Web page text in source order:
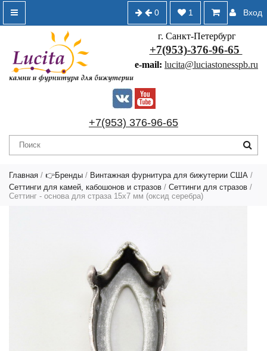
Вход
1
0
г. Санкт-Петербург
+7(953)-376-96-65
e-mail: lucita@luciastonesspb.ru
+7(953) 376-96-65
Главная / 👉Бренды / Винтажная фурнитура для бижутерии США /
Сеттинги для камей, кабошонов и стразов / Сеттинги для стразов /
Сеттинг - основа для страза 15х7 мм (оксид серебра)